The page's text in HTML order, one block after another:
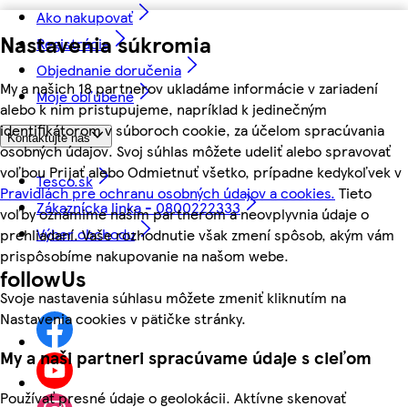
Nastavenia súkromia
My a našich 18 partnerov ukladáme informácie v zariadení
alebo k nim pristupujeme, napríklad k jedinečným
identifikátorom v súboroch cookie, za účelom spracúvania
osobných údajov. Svoj súhlas môžete udeliť alebo spravovať
voľbou Prijať alebo Odmietnuť všetko, prípadne kedykoľvek v
Pravidlách pre ochranu osobných údajov a cookies. Tieto
voľby oznámime našim partnerom a neovplyvnia údaje o
prehliadaní. Vaše rozhodnutie však zmení spôsob, akým vám
prispôsobíme nakupovanie na našom webe.
Svoje nastavenia súhlasu môžete zmeniť kliknutím na
Nastavenia cookies v pätičke stránky.
My a naši partneri spracúvame údaje s cieľom
Používať presné údaje o geolokácii. Aktívne skenovať
Ako nakupovať
Registrácia
Objednanie doručenia
Moje obľúbené
Kontaktujte nás
Tesco.sk
Zákaznícka linka - 0800222333
Výber obchodu
followUs